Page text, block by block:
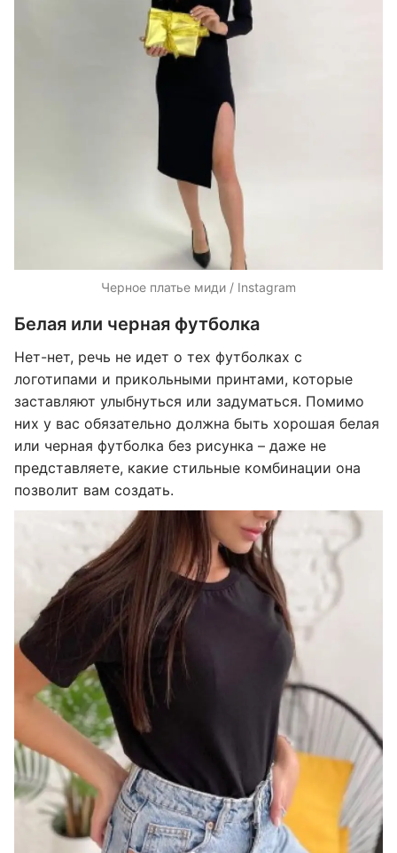
Черное платье миди / Instagram
Белая или черная футболка
Нет-нет, речь не идет о тех футболках с
логотипами и прикольными принтами, которые
заставляют улыбнуться или задуматься. Помимо
них у вас обязательно должна быть хорошая белая
или черная футболка без рисунка – даже не
представляете, какие стильные комбинации она
позволит вам создать.